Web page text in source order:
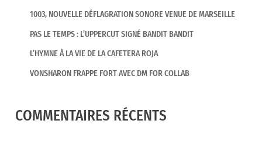
1003, NOUVELLE DÉFLAGRATION SONORE VENUE DE MARSEILLE
PAS LE TEMPS : L’UPPERCUT SIGNÉ BANDIT BANDIT
L’HYMNE À LA VIE DE LA CAFETERA ROJA
VONSHARON FRAPPE FORT AVEC DM FOR COLLAB
COMMENTAIRES RÉCENTS